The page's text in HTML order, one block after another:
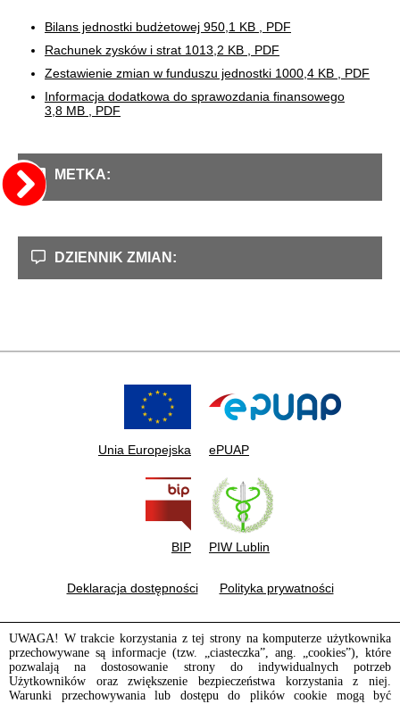
Bilans jednostki budżetowej 950,1 KB
, PDF
Rachunek zysków i strat 1013,2 KB
, PDF
Zestawienie zmian w funduszu jednostki 1000,4 KB
, PDF
Informacja dodatkowa do sprawozdania finansowego
3,8 MB
, PDF
METKA:
DZIENNIK ZMIAN:
Unia Europejska ePUAP
BIP PIW Lublin
Deklaracja dostępności Polityka prywatności
UWAGA! W trakcie korzystania z tej strony na komputerze użytkownika
przechowywane są informacje (tzw. „ciasteczka”, ang. „cookies”), które
pozwalają na dostosowanie strony do indywidualnych potrzeb
Użytkowników oraz zwiększenie bezpieczeństwa korzystania z niej.
Warunki przechowywania lub dostępu do plików cookie mogą być